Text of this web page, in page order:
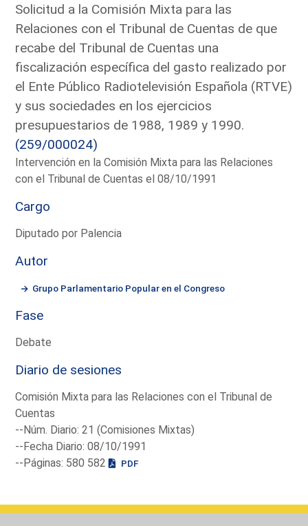
Solicitud a la Comisión Mixta para las
Relaciones con el Tribunal de Cuentas de que
recabe del Tribunal de Cuentas una
fiscalización específica del gasto realizado por
el Ente Público Radiotelevisión Española (RTVE)
y sus sociedades en los ejercicios
presupuestarios de 1988, 1989 y 1990.
(259/000024)
Intervención en la Comisión Mixta para las Relaciones
con el Tribunal de Cuentas el 08/10/1991
Cargo
Diputado por Palencia
Autor
Grupo Parlamentario Popular en el Congreso
Fase
Debate
Diario de sesiones
Comisión Mixta para las Relaciones con el Tribunal de
Cuentas
--Núm. Diario: 21 (Comisiones Mixtas)
--Fecha Diario: 08/10/1991
--Páginas: 580 582
PDF